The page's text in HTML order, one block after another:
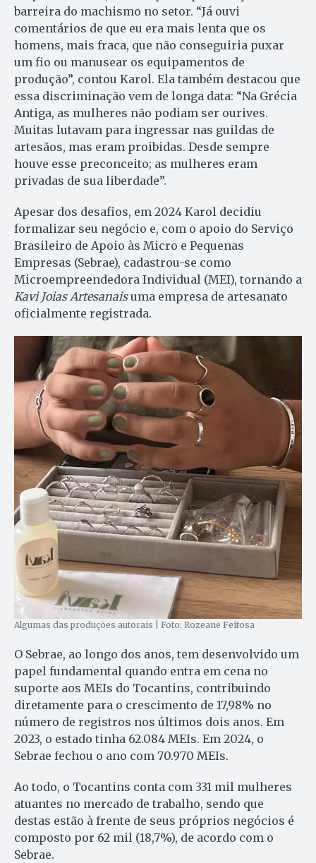
barreira do machismo no setor. “Já ouvi
comentários de que eu era mais lenta que os
homens, mais fraca, que não conseguiria puxar
um fio ou manusear os equipamentos de
produção”, contou Karol. Ela também destacou que
essa discriminação vem de longa data: “Na Grécia
Antiga, as mulheres não podiam ser ourives.
Muitas lutavam para ingressar nas guildas de
artesãos, mas eram proibidas. Desde sempre
houve esse preconceito; as mulheres eram
privadas de sua liberdade”.
Apesar dos desafios, em 2024 Karol decidiu
formalizar seu negócio e, com o apoio do Serviço
Brasileiro de Apoio às Micro e Pequenas
Empresas (Sebrae), cadastrou-se como
Microempreendedora Individual (MEI), tornando a
Kavi Joias Artesanaisuma empresa de artesanato
oficialmente registrada.
Algumas das produções autorais | Foto: Rozeane Feitosa
O Sebrae, ao longo dos anos, tem desenvolvido um
papel fundamental quando entra em cena no
suporte aos MEIs do Tocantins, contribuindo
diretamente para o crescimento de 17,98% no
número de registros nos últimos dois anos. Em
2023, o estado tinha 62.084 MEIs. Em 2024, o
Sebrae fechou o ano com 70.970 MEIs.
Ao todo, o Tocantins conta com 331 mil mulheres
atuantes no mercado de trabalho, sendo que
destas estão à frente de seus próprios negócios é
composto por 62 mil (18,7%), de acordo com o
Sebrae.